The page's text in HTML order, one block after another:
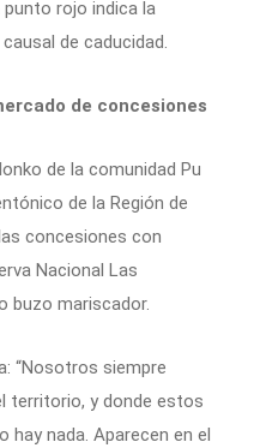
rojo indica la
de caducidad.
de concesiones
de la comunidad Pu
de la Región de
concesiones con
Nacional Las
buzo mariscador.
“Nosotros siempre
territorio, y donde estos
nada. Aparecen en el